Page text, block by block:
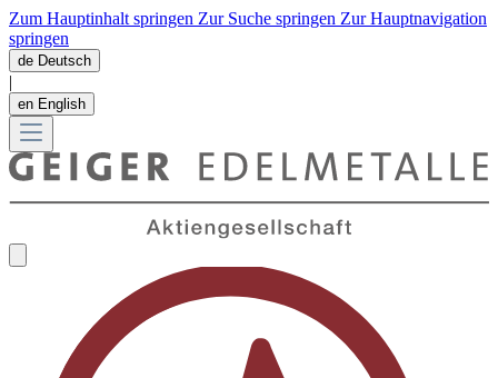
Zum Hauptinhalt springen Zur Suche springen Zur Hauptnavigation
springen
de Deutsch
|
en English